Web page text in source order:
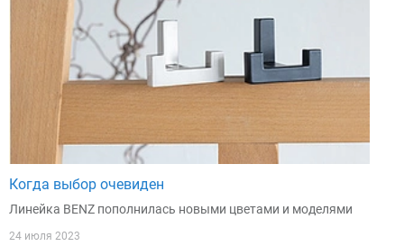
Когда выбор очевиден
Линейка BENZ пополнилась новыми цветами и моделями
24 июля 2023